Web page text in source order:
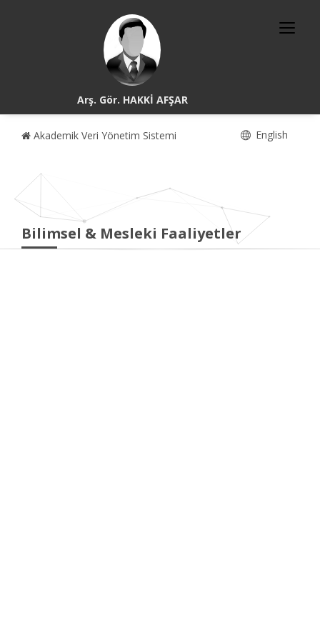
Arş. Gör. HAKKİ AFŞAR
Akademik Veri Yönetim Sistemi English
Bilimsel & Mesleki Faaliyetler